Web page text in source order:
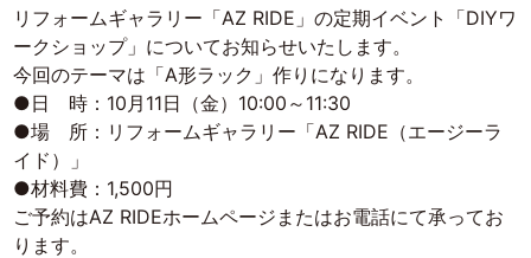
リフォームギャラリー「AZ RIDE 」の定期イベント「DIYワ
ークショップ」についてお知らせいたします。
今回のテーマは「A形ラック 」作りになります。
●日 時： 10月11日（金）10:00～11:30
●場 所：リフォームギャラリー「AZ RIDE （エージーラ
イド）」
●材料費： 1,500円
ご予約はAZ RIDEホームページ またはお電話にて承ってお
ります。